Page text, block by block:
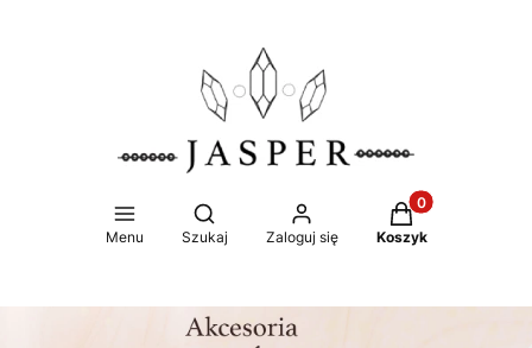
Menu
Otwórz wyszukiwarkę
Szukaj Zaloguj się
Produkty w
Koszyk